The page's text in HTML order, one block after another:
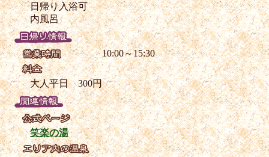
日帰り入浴可
内風呂
10:00～15:30
大人平日 300円
笑楽の湯